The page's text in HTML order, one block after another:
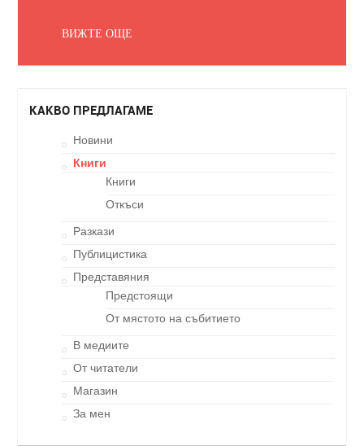
ВИЖТЕ ОЩЕ
КАКВО ПРЕДЛАГАМЕ
Новини
Книги
Книги
Откъси
Разкази
Публицистика
Представяния
Предстоящи
От мястото на събитието
В медиите
От читатели
Магазин
За мен